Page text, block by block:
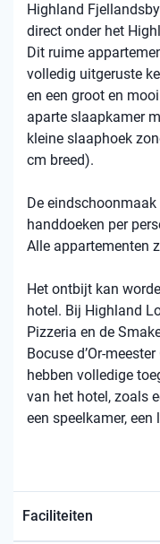
Highland
direct onder het
Dit ruime
volledig uitgeruste
en een groot en
aparte slaapkamer
kleine slaaphoek
cm breed).
De
handdoeken per
Alle appartementen
Het ontbijt kan
hotel. Bij Highland
Pizzeria en de
Bocuse d’Or-
hebben volledige
van het hotel, zoals
een speelkamer,
Faciliteiten